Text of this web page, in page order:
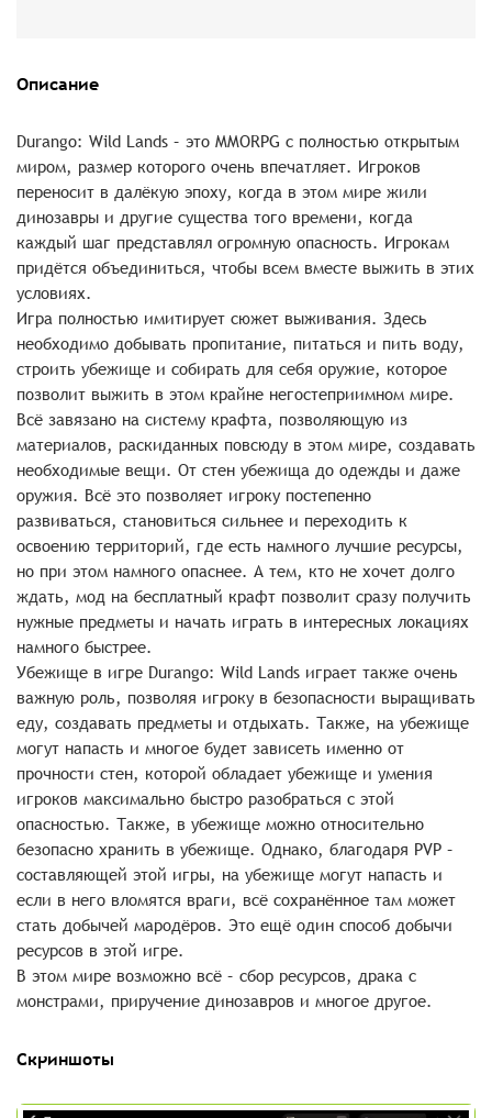
Описание
Durango: Wild Lands – это MMORPG с полностью открытым
миром, размер которого очень впечатляет. Игроков
переносит в далёкую эпоху, когда в этом мире жили
динозавры и другие существа того времени, когда
каждый шаг представлял огромную опасность. Игрокам
придётся объединиться, чтобы всем вместе выжить в этих
условиях.
Игра полностью имитирует сюжет выживания. Здесь
необходимо добывать пропитание, питаться и пить воду,
строить убежище и собирать для себя оружие, которое
позволит выжить в этом крайне негостеприимном мире.
Всё завязано на систему крафта, позволяющую из
материалов, раскиданных повсюду в этом мире, создавать
необходимые вещи. От стен убежища до одежды и даже
оружия. Всё это позволяет игроку постепенно
развиваться, становиться сильнее и переходить к
освоению территорий, где есть намного лучшие ресурсы,
но при этом намного опаснее. А тем, кто не хочет долго
ждать, мод на бесплатный крафт позволит сразу получить
нужные предметы и начать играть в интересных локациях
намного быстрее.
Убежище в игре Durango: Wild Lands играет также очень
важную роль, позволяя игроку в безопасности выращивать
еду, создавать предметы и отдыхать. Также, на убежище
могут напасть и многое будет зависеть именно от
прочности стен, которой обладает убежище и умения
игроков максимально быстро разобраться с этой
опасностью. Также, в убежище можно относительно
безопасно хранить в убежище. Однако, благодаря PVP –
составляющей этой игры, на убежище могут напасть и
если в него вломятся враги, всё сохранённое там может
стать добычей мародёров. Это ещё один способ добычи
ресурсов в этой игре.
В этом мире возможно всё – сбор ресурсов, драка с
монстрами, приручение динозавров и многое другое.
Скриншоты